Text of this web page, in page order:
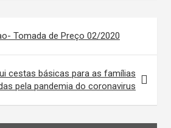
Tomada de Preço 02/2020
cestas básicas para as famílias
pela pandemia do coronavirus